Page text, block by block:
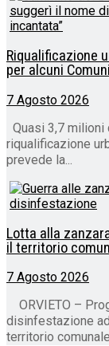
Riqualificazione
per alcuni
7 Agosto 2026
Quasi 3,7
riqualificazione
prevede la...
Lotta alla
il territorio
7 Agosto 2026
ORVIETO –
disinfestazione
territorio